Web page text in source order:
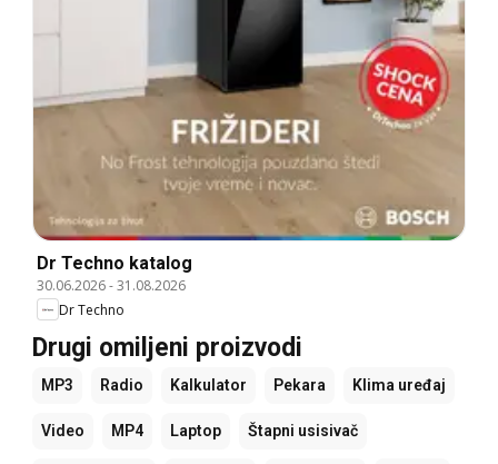
Dr Techno katalog
30.06.2026-31.08.2026
Dr Techno
Drugi omiljeni proizvodi
MP3 Radio Kalkulator Pekara Klima uređaj
Video MP4 Laptop Štapni usisivač